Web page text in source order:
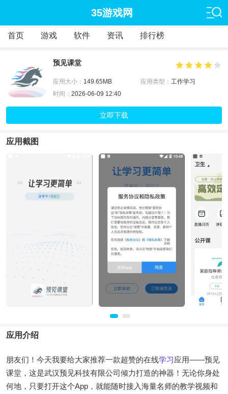
35游戏网
首页 游戏 软件 资讯 排行榜
预见课堂
应用大小： 149.65MB 应用类型： 工作学习
时间： 2026-06-09 12:40
立即下载
应用截图
应用介绍
朋友们！今天我要给大家推荐一款超赞的在线学习应用——预见
课堂，这是武汉预见科技有限公司倾力打造的神器！无论你身处
何地，只要打开这个App，就能随时接入海量名师的教学视频和